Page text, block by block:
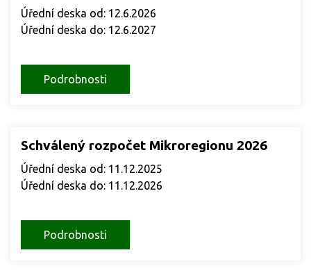
Úřední deska od: 12.6.2026
Úřední deska do: 12.6.2027
Podrobnosti
Schválený rozpočet Mikroregionu 2026
Úřední deska od: 11.12.2025
Úřední deska do: 11.12.2026
Podrobnosti